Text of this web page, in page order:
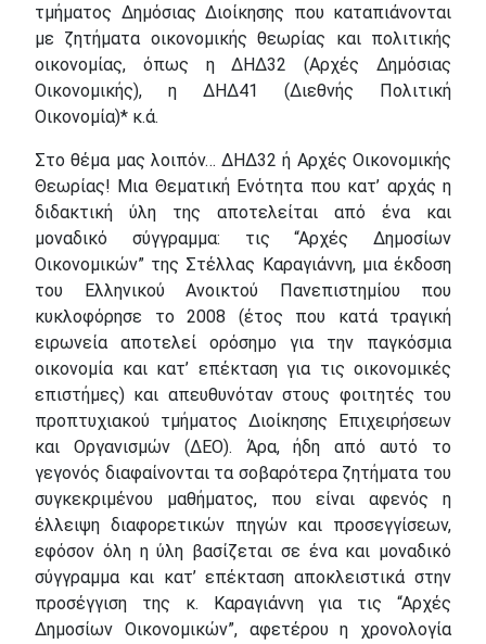
τμήματος Δημόσιας Διοίκησης που καταπιάνονται
με ζητήματα οικονομικής θεωρίας και πολιτικής
οικονομίας, όπως η ΔΗΔ32 (Αρχές Δημόσιας
Οικονομικής), η ΔΗΔ41 (Διεθνής Πολιτική
Οικονομία)* κ.ά.
Στο θέμα μας λοιπόν… ΔΗΔ32 ή Αρχές Οικονομικής
Θεωρίας! Μια Θεματική Ενότητα που κατ’ αρχάς η
διδακτική ύλη της αποτελείται από ένα και
μοναδικό σύγγραμμα: τις “Αρχές Δημοσίων
Οικονομικών” της Στέλλας Καραγιάννη, μια έκδοση
του Ελληνικού Ανοικτού Πανεπιστημίου που
κυκλοφόρησε το 2008 (έτος που κατά τραγική
ειρωνεία αποτελεί ορόσημο για την παγκόσμια
οικονομία και κατ’ επέκταση για τις οικονομικές
επιστήμες) και απευθυνόταν στους φοιτητές του
προπτυχιακού τμήματος Διοίκησης Επιχειρήσεων
και Οργανισμών (ΔΕΟ). Άρα, ήδη από αυτό το
γεγονός διαφαίνονται τα σοβαρότερα ζητήματα του
συγκεκριμένου μαθήματος, που είναι αφενός η
έλλειψη διαφορετικών πηγών και προσεγγίσεων,
εφόσον όλη η ύλη βασίζεται σε ένα και μοναδικό
σύγγραμμα και κατ’ επέκταση αποκλειστικά στην
προσέγγιση της κ. Καραγιάννη για τις “Αρχές
Δημοσίων Οικονομικών”, αφετέρου η χρονολογία